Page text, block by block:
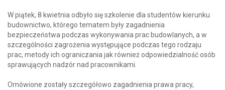
W piątek, 8 kwietnia odbyło się szkolenie dla studentów kierunku
budownictwo, którego tematem były zagadnienia
bezpieczeństwa podczas wykonywania prac budowlanych, a w
szczególności zagrożenia występujące podczas tego rodzaju
prac, metody ich ograniczania jak również odpowiedzialność osób
sprawujących nadzór nad pracownikami.
Omówione zostały szczegółowo zagadnienia prawa pracy,